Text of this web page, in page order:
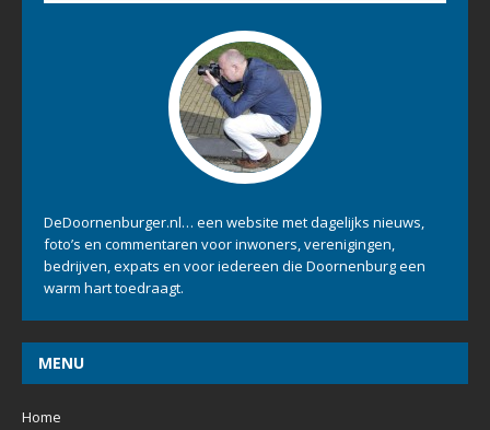
DeDoornenburger.nl… een website met dagelijks nieuws,
foto’s en commentaren voor inwoners, verenigingen,
bedrijven, expats en voor iedereen die Doornenburg een
warm hart toedraagt.
MENU
Home